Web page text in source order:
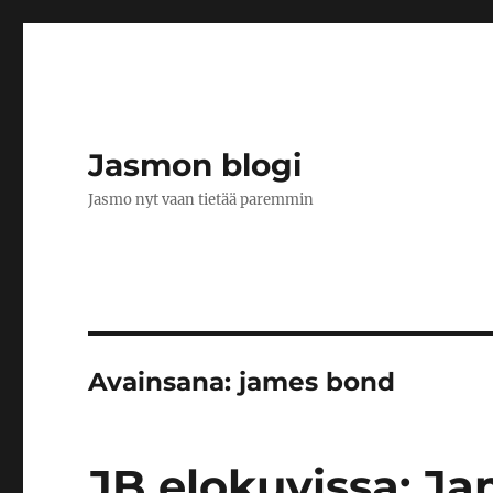
Jasmon blogi
Jasmo nyt vaan tietää paremmin
Avainsana: james bond